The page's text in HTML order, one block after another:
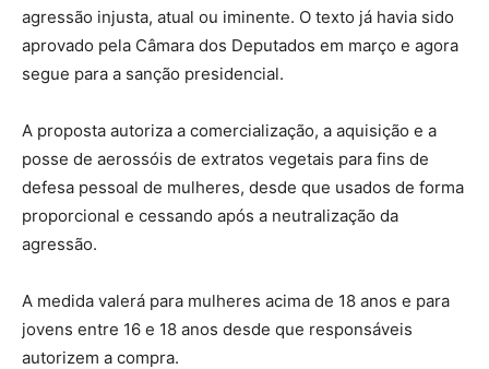
agressão injusta, atual ou iminente. O texto já havia sido
aprovado pela Câmara dos Deputados em março e agora
segue para a sanção presidencial.
A proposta autoriza a comercialização, a aquisição e a
posse de aerossóis de extratos vegetais para fins de
defesa pessoal de mulheres, desde que usados de forma
proporcional e cessando após a neutralização da
agressão.
A medida valerá para mulheres acima de 18 anos e para
jovens entre 16 e 18 anos desde que responsáveis
autorizem a compra.